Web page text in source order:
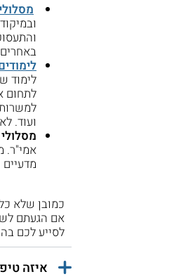
לימוד
לתחום
ועוד.
אמי"ר.
מדעיים
כמובן שלא
אם הגעתם
לסייע לכם
איזה